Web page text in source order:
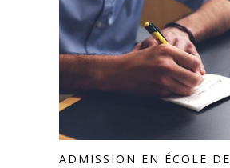
ADMISSION EN ÉCOLE DE